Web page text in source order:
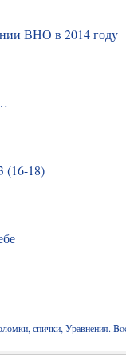
ВНО в 2014 году
(16-18)
, спички, Уравнения.